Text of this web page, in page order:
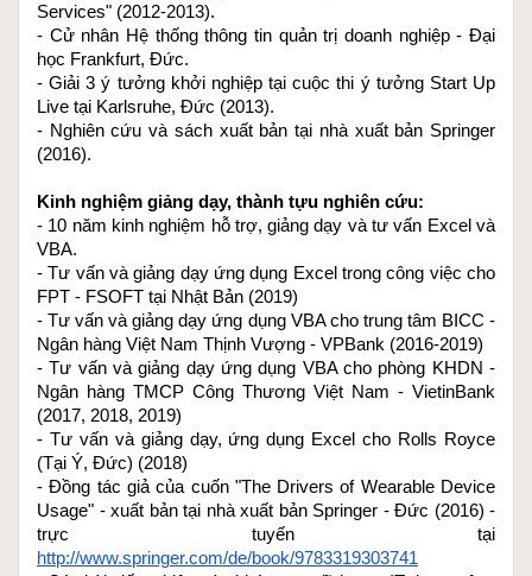
Services" (2012-2013).
- Cử nhân Hệ thống thông tin quản trị doanh nghiệp - Đại
học Frankfurt, Đức.
- Giải 3 ý tưởng khởi nghiệp tại cuộc thi ý tưởng Start Up
Live tại Karlsruhe, Đức (2013).
- Nghiên cứu và sách xuất bản tại nhà xuất bản Springer
(2016).
Kinh nghiệm giảng dạy, thành tựu nghiên cứu:
- 10 năm kinh nghiệm hỗ trợ, giảng dạy và tư vấn Excel và
VBA.
- Tư vấn và giảng dạy ứng dụng Excel trong công việc cho
FPT - FSOFT tại Nhật Bản (2019)
- Tư vấn và giảng dạy ứng dụng VBA cho trung tâm BICC -
Ngân hàng Việt Nam Thịnh Vượng - VPBank (2016-2019)
- Tư vấn và giảng dạy ứng dụng VBA cho phòng KHDN -
Ngân hàng TMCP Công Thương Việt Nam - VietinBank
(2017, 2018, 2019)
- Tư vấn và giảng dạy, ứng dụng Excel cho Rolls Royce
(Tại Ý, Đức) (2018)
- Đồng tác giả của cuốn "The Drivers of Wearable Device
Usage" - xuất bản tại nhà xuất bản Springer - Đức (2016) -
http://www.springer.com/de/book/9783319303741